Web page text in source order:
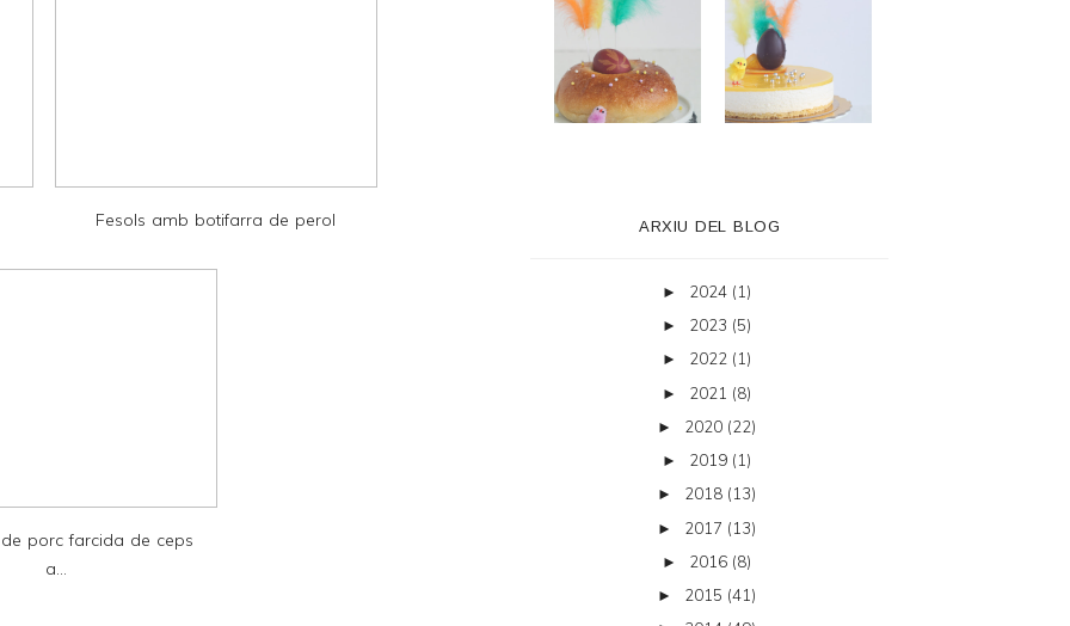
Fesols amb botifarra de perol
porc farcida de ceps
a...
ARXIU DEL BLOG
► 2024 (1)
► 2023 (5)
► 2022 (1)
► 2021 (8)
► 2020 (22)
► 2019 (1)
► 2018 (13)
► 2017 (13)
► 2016 (8)
► 2015 (41)